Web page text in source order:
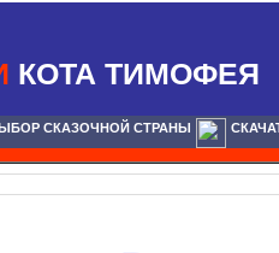
КОТА ТИМОФЕЯ
СКАЗОЧНОЙ СТРАНЫ